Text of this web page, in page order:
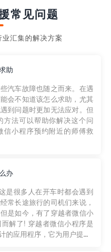
常见问题
汇集的解决方案
助
汽车故障也随之而来。在遇
会不知道该怎么求助，尤其
到问题时更加无法应对。但
方法可以帮助你解决这个问
信小程序预约附近的师傅救
办
是很多人在开车时都会遇到
常长途旅行的司机们来说，
是如今，有了穿越者微信小
解了! 穿越者微信小程序是
的应用程序，它为用户提...